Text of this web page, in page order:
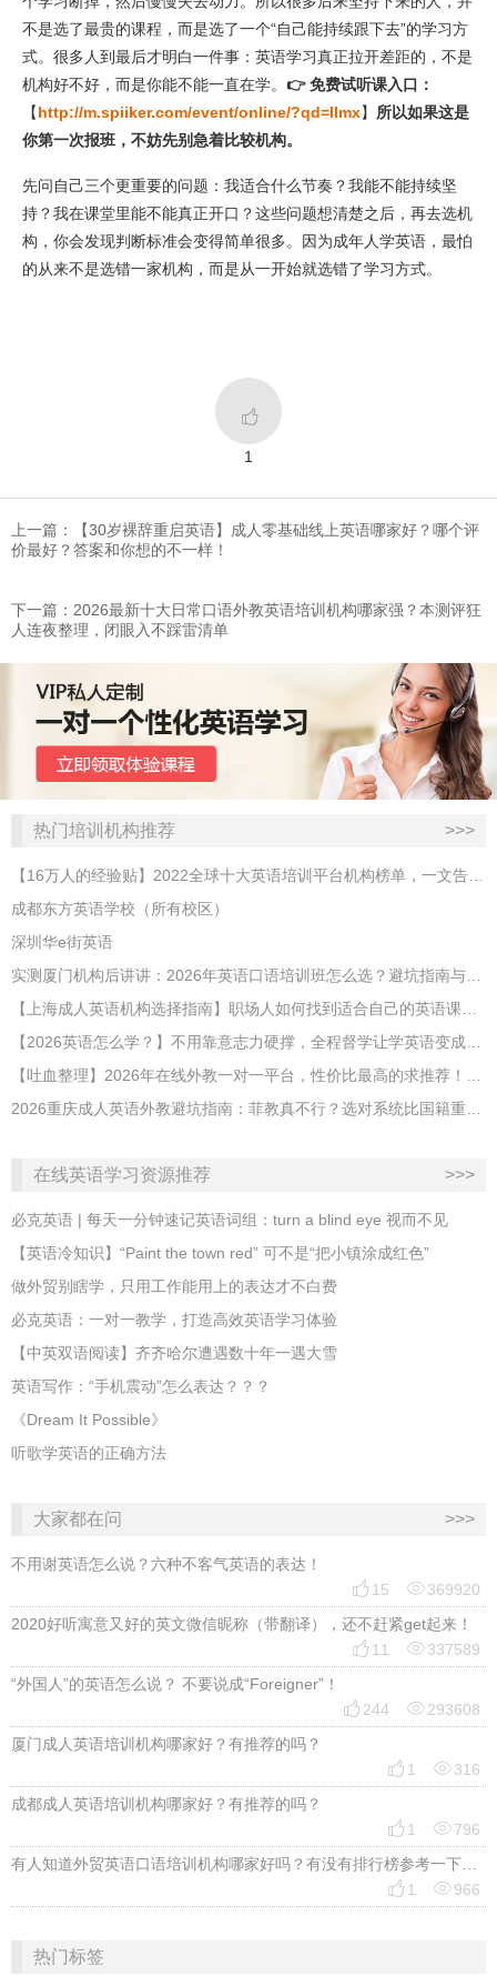
不是选了最贵的课程，而是选了一个“自己能持续跟下去”的学习方
式。很多人到最后才明白一件事：英语学习真正拉开差距的，不是
机构好不好，而是你能不能一直在学。 👉 免费试听课入口：
【http://m.spiiker.com/event/online/?qd=llmx】 所以如果这是
你第一次报班，不妨先别急着比较机构。
先问自己三个更重要的问题：我适合什么节奏？我能不能持续坚
持？我在课堂里能不能真正开口？这些问题想清楚之后，再去选机
构，你会发现判断标准会变得简单很多。因为成年人学英语，最怕
的从来不是选错一家机构，而是从一开始就选错了学习方式。

1
上一篇：​【30岁裸辞重启英语】成人零基础线上英语哪家好？哪个评
价最好？答案和你想的不一样！
下一篇：2026最新十大日常口语外教英语培训机构哪家强？本测评狂
人连夜整理，闭眼入不踩雷清单
热门培训机构推荐 >>>
【16万人的经验贴】2022全球十大英语培训平台机构榜单，一文告诉你
成都东方英语学校（所有校区）
深圳华e街英语
实测厦门机构后讲讲：2026年英语口语培训班怎么选？避坑指南与高效学习新范式
【上海成人英语机构选择指南】职场人如何找到适合自己的英语课程？
【2026英语怎么学？】不用靠意志力硬撑，全程督学让学英语变成日常习惯
【吐血整理】2026年在线外教一对一平台，性价比最高的求推荐！哪家效果好？
2026重庆成人英语外教避坑指南：菲教真不行？选对系统比国籍重要100倍！
在线英语学习资源推荐 >>>
必克英语 | 每天一分钟速记英语词组：turn a blind eye 视而不见
​【英语冷知识】“Paint the town red” 可不是“把小镇涂成红色”
做外贸别瞎学，只用工作能用上的表达才不白费
必克英语：一对一教学，打造高效英语学习体验
【中英双语阅读】齐齐哈尔遭遇数十年一遇大雪
英语写作：“手机震动”怎么表达？？？
《Dream It Possible》
听歌学英语的正确方法
大家都在问 >>>
不用谢英语怎么说？六种不客气英语的表达！
 15 369920
2020好听寓意又好的英文微信昵称（带翻译），还不赶紧get起来！
 11 337589
“外国人”的英语怎么说？ 不要说成“Foreigner”！
 244 293608
厦门成人英语培训机构哪家好？有推荐的吗？
 1 316
成都成人英语培训机构哪家好？有推荐的吗？
 1 796
有人知道外贸英语口语培训机构哪家好吗？有没有排行榜参考一下？最好说下费用
 1 966
热门标签